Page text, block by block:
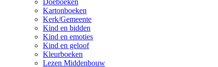
Doeboeken
Kartonboeken
Kerk/Gemeente
Kind en bidden
Kind en emoties
Kind en geloof
Kleurboeken
Lezen Middenbouw